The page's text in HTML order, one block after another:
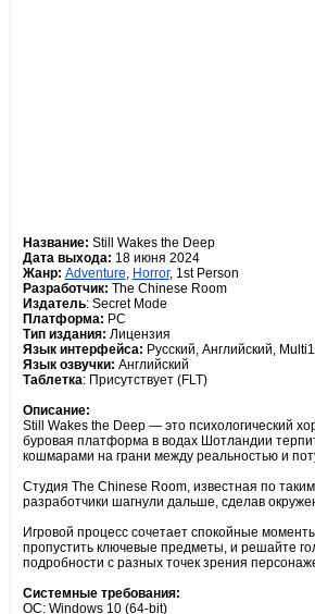
Название: Still Wakes the Deep
Дата выхода: 18 июня 2024
Жанр: Adventure, Horror, 1st Person
Разработчик: The Chinese Room
Издатель: Secret Mode
Платформа: PC
Тип издания: Лицензия
Язык интерфейса: Русский, Английский,
Язык озвучки: Английский
Таблетка: Присутствует (FLT)
Описание:
Still Wakes the Deep — это психологический
буровая платформа в водах Шотландии
кошмарами на грани между реальностью и
Студия The Chinese Room, известная по
разработчики шагнули дальше, сделав
Игровой процесс сочетает спокойные
пропустить ключевые предметы, и решайте
подробности с разных точек зрения
Системные требования:
ОС: Windows 10 (64-bit)